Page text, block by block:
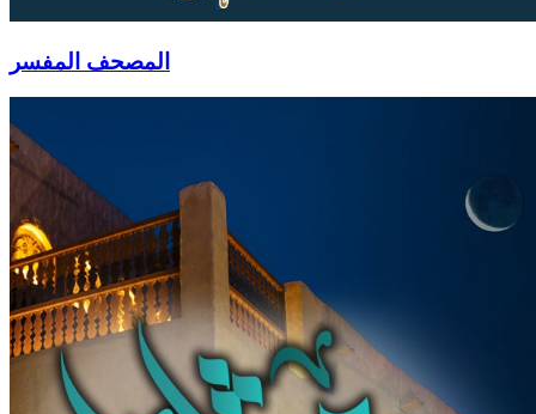
المصحف المفسر